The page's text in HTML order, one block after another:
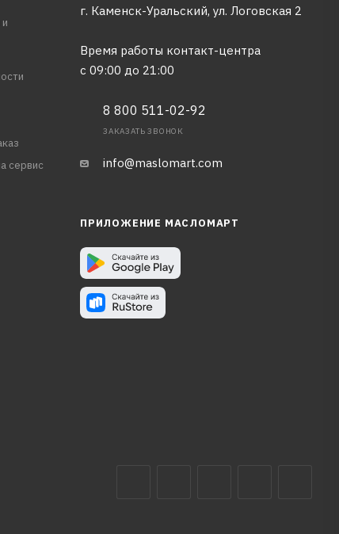
сервис
г. Каменск-Уральский, ул. Логовская 2
Время работы контакт-центра
с 09:00 до 21:00
8 800 511-02-92
ЗАКАЗАТЬ ЗВОНОК
info@maslomart.com
ПРИЛОЖЕНИЕ МАСЛОМАРТ